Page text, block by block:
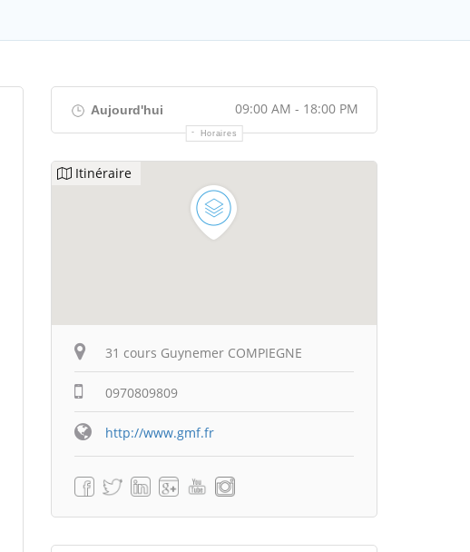
Aujourd'hui 09:00 AM - 18:00 PM
Horaires
Itinéraire
31 cours Guynemer COMPIEGNE
0970809809
http://www.gmf.fr